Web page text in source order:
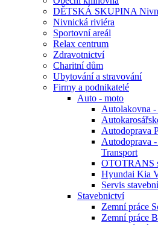
DĚTSKÁ SKUPINA
Nivnická riviéra
Sportovní areál
Relax centrum
Zdravotnictví
Charitní dům
Ubytování a stravování
Firmy a podnikatelé
Auto - moto
Autolakovna
Autodoprava
Autodoprava
Transport
OTOTRANS
Hyundai Kia
Servis
Stavebnictví
Zemní práce
Zemní práce